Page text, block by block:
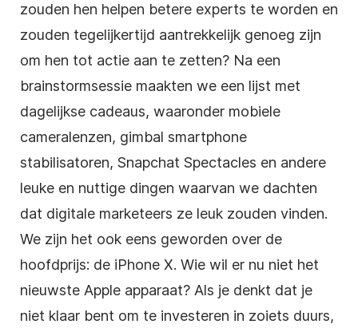
zouden hen helpen betere experts te worden en
zouden tegelijkertijd aantrekkelijk genoeg zijn
om hen tot actie aan te zetten? Na een
brainstormsessie maakten we een lijst met
dagelijkse cadeaus, waaronder mobiele
cameralenzen, gimbal smartphone
stabilisatoren, Snapchat Spectacles en andere
leuke en nuttige dingen waarvan we dachten
dat digitale marketeers ze leuk zouden vinden.
We zijn het ook eens geworden over de
hoofdprijs: de iPhone X. Wie wil er nu niet het
nieuwste Apple apparaat? Als je denkt dat je
niet klaar bent om te investeren in zoiets duurs,